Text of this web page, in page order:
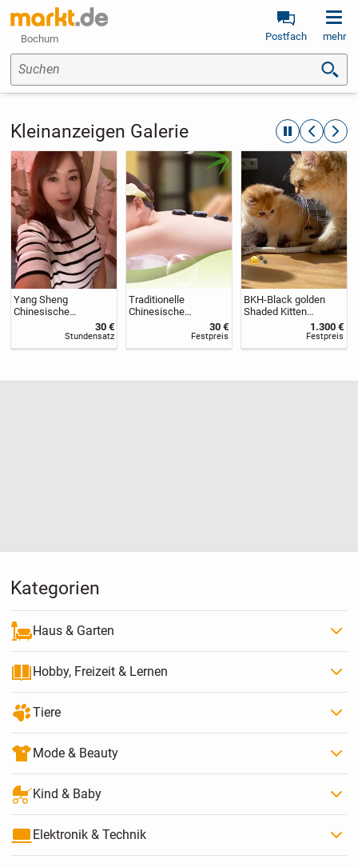
Bochum Postfach mehr
Suchen
Kleinanzeigen Galerie automatische
Yang Sheng
Chinesische
30 €
Stundensatz
Traditionelle
Chinesische
Massage in Löhne30 €
Festpreis
BKH-Black golden
Shaded Kitten
,reinrassig/Stammba
1.300 €
Festpreis
Kategorien
Haus & Garten
Hobby, Freizeit & Lernen
Tiere
Mode & Beauty
Kind & Baby
Elektronik & Technik